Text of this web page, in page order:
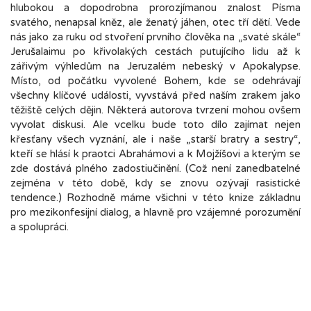
hlubokou a dopodrobna prorozjímanou znalost Písma
svatého, nenapsal kněz, ale ženatý jáhen, otec tří dětí. Vede
nás jako za ruku od stvoření prvního člověka na „svaté skále“
Jerušalaimu po křivolakých cestách putujícího lidu až k
zářivým výhledům na Jeruzalém nebeský v Apokalypse.
Místo, od počátku vyvolené Bohem, kde se odehrávají
všechny klíčové události, vyvstává před naším zrakem jako
těžiště celých dějin. Některá autorova tvrzení mohou ovšem
vyvolat diskusi. Ale vcelku bude toto dílo zajímat nejen
křesťany všech vyznání, ale i naše „starší bratry a sestry“,
kteří se hlásí k praotci Abrahámovi a k Mojžíšovi a kterým se
zde dostává plného zadostiučinění. (Což není zanedbatelné
zejména v této době, kdy se znovu ozývají rasistické
tendence.) Rozhodně máme všichni v této knize základnu
pro mezikonfesijní dialog, a hlavně pro vzájemné porozumění
a spolupráci.